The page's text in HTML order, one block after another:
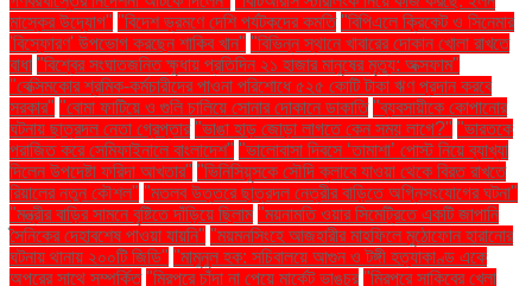
মাস্কের উদ্যোগ" "বিদেশ ভ্রমণে দেশি পর্যটকদের কমতি "বিপিএলে ক্রিকেট ও সিনেমার
'বিস্ফোরণ' উপভোগ করছেন শাকিব খান" "বিভিন্ন স্থানে খাবারের দোকান খোলা রাখতে
বাধা "বিশ্বের সংঘাতজনিত ক্ষুধায় প্রতিদিন ২১ হাজার মানুষের মৃত্যু: অক্সফাম"
"বেক্সিমকোর শ্রমিক-কর্মচারীদের পাওনা পরিশোধে ৫২৫ কোটি টাকা ঋণ প্রদান করবে
সরকার" "বোমা ফাটিয়ে ও গুলি চালিয়ে সোনার দোকানে ডাকাতি "ব্যবসায়ীকে কোপানোর
ঘটনায় ছাত্রদল নেতা গ্রেপ্তার "ভাঙা হাড় জোড়া লাগতে কেন সময় লাগে?" "ভারতকে
পরাজিত করে সেমিফাইনালে বাংলাদেশ" "ভালোবাসা দিবসে ‘তামাশা’ পোস্ট নিয়ে ব্যাখ্যা
দিলেন উপদেষ্টা ফরিদা আখতার" "ভিনিসিয়ুসকে সৌদি ক্লাবে যাওয়া থেকে বিরত রাখতে
রিয়ালের নতুন কৌশল" "মতলব উত্তরে ছাত্রদল নেত্রীর বাড়িতে অগ্নিসংযোগের ঘটনা"
"মন্ত্রীর বাড়ির সামনে বৃষ্টিতে দাঁড়িয়ে ছিলাম "ময়নামতি ওয়ার সিমেট্রিতে একটি জাপানি
সৈনিকের দেহাবশেষ পাওয়া যায়নি" "ময়মনসিংহে আজহারীর মাহফিলে মুঠোফোন হারানোর
ঘটনায় থানায় ২০০টি জিডি" "মামুনুল হক: সচিবালয়ে আগুন ও টঙ্গী হত্যাকাণ্ড একে
অপরের সাথে সম্পর্কিত "মিরপুরে চাঁদা না পেয়ে মার্কেট ভাঙচুর "মিরপুরে সাকিবের খেলা